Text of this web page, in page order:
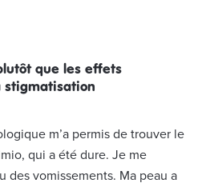
que les effets
stigmatisation
m’a permis de trouver le
qui a été dure. Je me
des vomissements. Ma peau a